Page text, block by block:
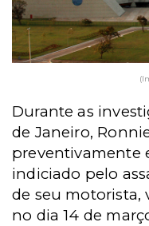
Durante as
de Janeiro,
preventivamente
indiciado pelo
de seu motorista,
no dia 14 de